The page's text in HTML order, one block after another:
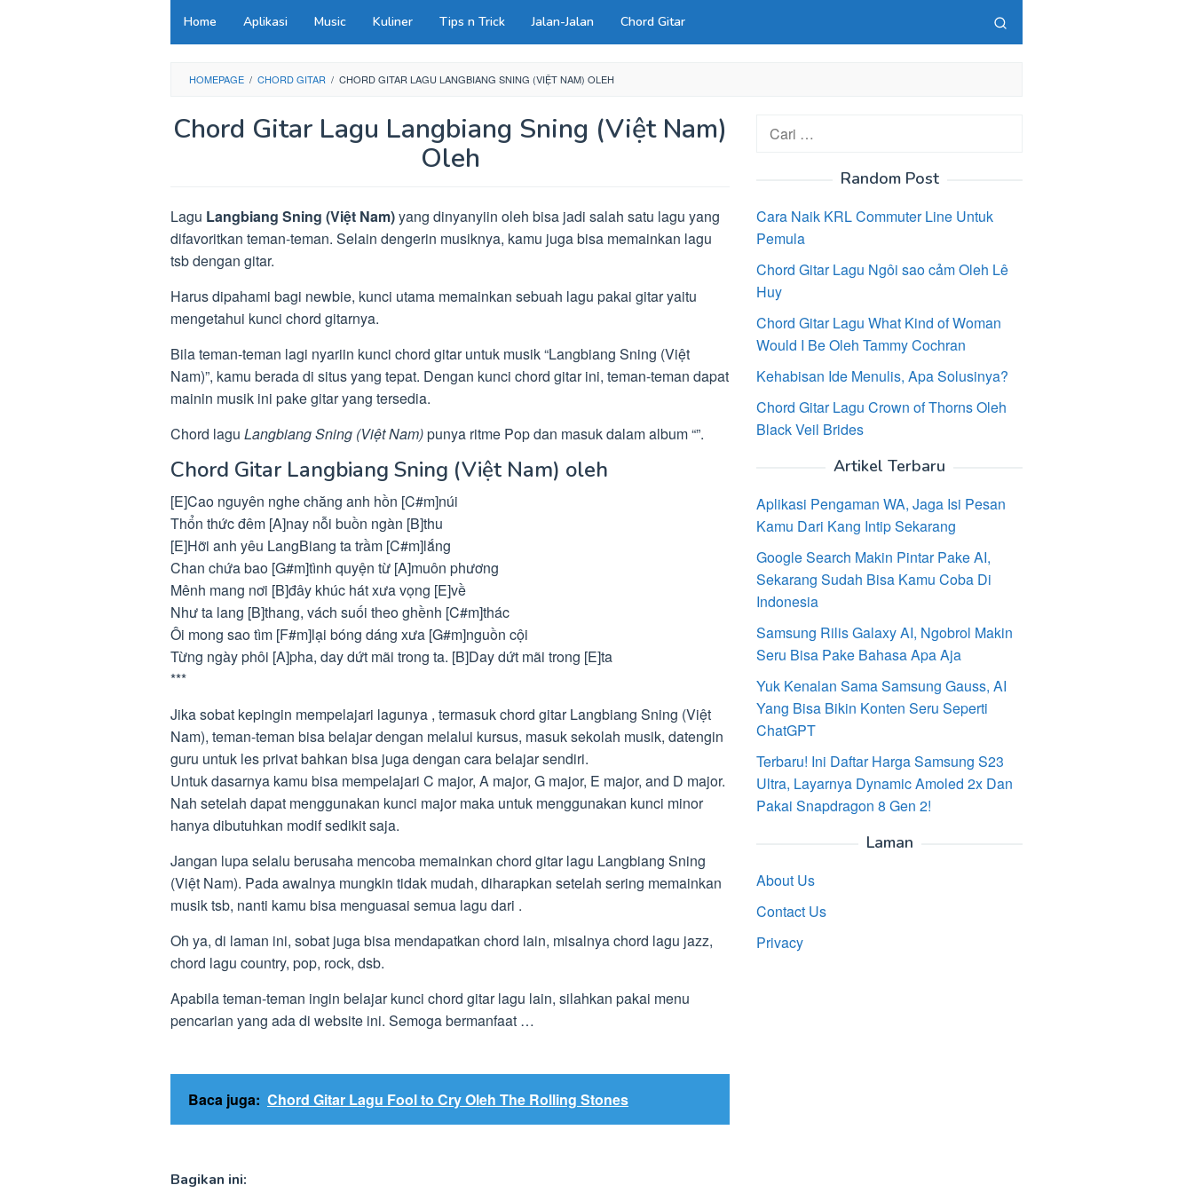
Home Aplikasi Music Kuliner Tips n Trick Jalan-Jalan Chord Gitar
HOMEPAGE / CHORD GITAR / CHORD GITAR LAGU LANGBIANG SNING (VIỆT NAM) OLEH
Chord Gitar Lagu Langbiang Sning (Việt Nam)
Oleh
Lagu Langbiang Sning (Việt Nam)yang dinyanyiin oleh bisa jadi salah satu lagu yang
difavoritkan teman-teman. Selain dengerin musiknya, kamu juga bisa memainkan lagu
tsb dengan gitar.
Harus dipahami bagi newbie, kunci utama memainkan sebuah lagu pakai gitar yaitu
mengetahui kunci chord gitarnya.
Bila teman-teman lagi nyariin kunci chord gitar untuk musik “Langbiang Sning (Việt
Nam)”, kamu berada di situs yang tepat. Dengan kunci chord gitar ini, teman-teman dapat
mainin musik ini pake gitar yang tersedia.
Chord lagu Langbiang Sning (Việt Nam)punya ritme Pop dan masuk dalam album “”.
Chord Gitar Langbiang Sning (Việt Nam) oleh
[E]Cao nguyên nghe chăng anh hồn [C#m]núi
Thổn thức đêm [A]nay nỗi buồn ngàn [B]thu
[E]Hỡi anh yêu LangBiang ta trầm [C#m]lắng
Chan chứa bao [G#m]tình quyện từ [A]muôn phương
Mênh mang nơi [B]đây khúc hát xưa vọng [E]về
Như ta lang [B]thang, vách suối theo ghềnh [C#m]thác
Ôi mong sao tìm [F#m]lại bóng dáng xưa [G#m]nguồn cội
Từng ngày phôi [A]pha, day dứt mãi trong ta. [B]Day dứt mãi trong [E]ta
***
Jika sobat kepingin mempelajari lagunya , termasuk chord gitar Langbiang Sning (Việt
Nam), teman-teman bisa belajar dengan melalui kursus, masuk sekolah musik, datengin
guru untuk les privat bahkan bisa juga dengan cara belajar sendiri.
Untuk dasarnya kamu bisa mempelajari C major, A major, G major, E major, and D major.
Nah setelah dapat menggunakan kunci major maka untuk menggunakan kunci minor
hanya dibutuhkan modif sedikit saja.
Jangan lupa selalu berusaha mencoba memainkan chord gitar lagu Langbiang Sning
(Việt Nam). Pada awalnya mungkin tidak mudah, diharapkan setelah sering memainkan
musik tsb, nanti kamu bisa menguasai semua lagu dari .
Oh ya, di laman ini, sobat juga bisa mendapatkan chord lain, misalnya chord lagu jazz,
chord lagu country, pop, rock, dsb.
Apabila teman-teman ingin belajar kunci chord gitar lagu lain, silahkan pakai menu
pencarian yang ada di website ini. Semoga bermanfaat …
Baca juga: Chord Gitar Lagu Fool to Cry Oleh The Rolling Stones
Bagikan ini:
Cari
Random Post
Cara Naik KRL Commuter Line Untuk
Pemula
Chord Gitar Lagu Ngôi sao cảm Oleh Lê
Huy
Chord Gitar Lagu What Kind of Woman
Would I Be Oleh Tammy Cochran
Kehabisan Ide Menulis, Apa Solusinya?
Chord Gitar Lagu Crown of Thorns Oleh
Black Veil Brides
Artikel Terbaru
Aplikasi Pengaman WA, Jaga Isi Pesan
Kamu Dari Kang Intip Sekarang
Google Search Makin Pintar Pake AI,
Sekarang Sudah Bisa Kamu Coba Di
Indonesia
Samsung Rilis Galaxy AI, Ngobrol Makin
Seru Bisa Pake Bahasa Apa Aja
Yuk Kenalan Sama Samsung Gauss, AI
Yang Bisa Bikin Konten Seru Seperti
ChatGPT
Terbaru! Ini Daftar Harga Samsung S23
Ultra, Layarnya Dynamic Amoled 2x Dan
Pakai Snapdragon 8 Gen 2!
Laman
About Us
Contact Us
Privacy